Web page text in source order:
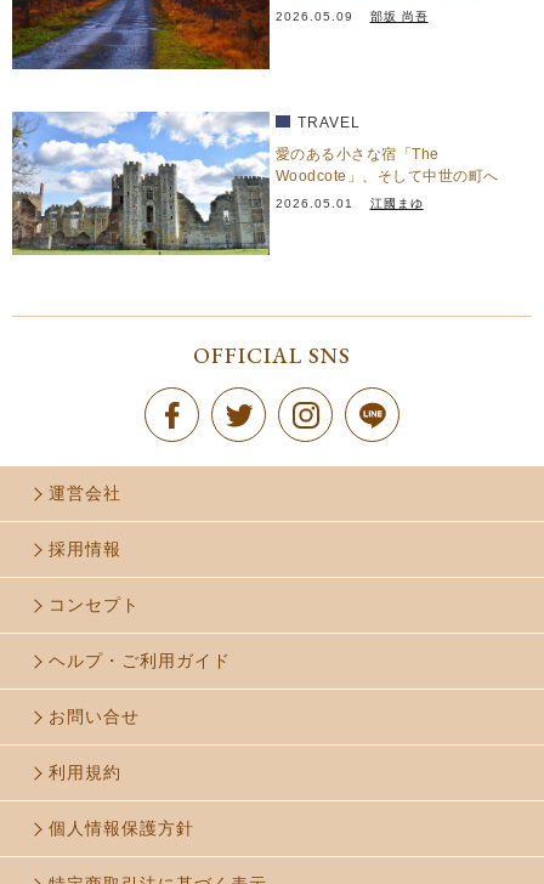
ド・ドニゴール篇～
2026.05.09 部坂 尚吾
TRAVEL
愛のある小さな宿「The
Woodcote」、そして中世の町へ
2026.05.01 江國まゆ
OFFICIAL SNS
運営会社
採用情報
コンセプト
ヘルプ・ご利用ガイド
お問い合せ
利用規約
個人情報保護方針